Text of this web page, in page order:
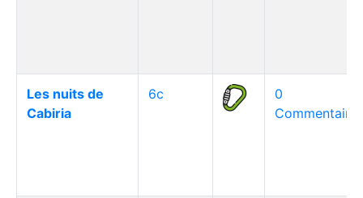
Les nuits de
Cabiria
6c
0